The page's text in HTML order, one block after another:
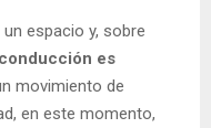
espacio y, sobre
es
movimiento de
en este momento,